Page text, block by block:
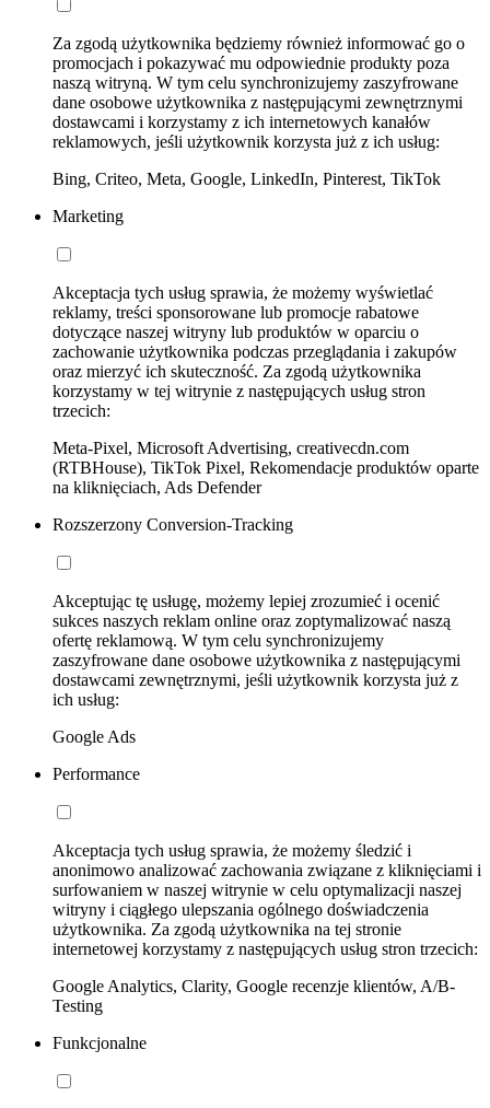
Za zgodą użytkownika będziemy również informować go o
promocjach i pokazywać mu odpowiednie produkty poza
naszą witryną. W tym celu synchronizujemy zaszyfrowane
dane osobowe użytkownika z następującymi zewnętrznymi
dostawcami i korzystamy z ich internetowych kanałów
reklamowych, jeśli użytkownik korzysta już z ich usług:
Bing, Criteo, Meta, Google, LinkedIn, Pinterest, TikTok
Marketing
Akceptacja tych usług sprawia, że możemy wyświetlać
reklamy, treści sponsorowane lub promocje rabatowe
dotyczące naszej witryny lub produktów w oparciu o
zachowanie użytkownika podczas przeglądania i zakupów
oraz mierzyć ich skuteczność. Za zgodą użytkownika
korzystamy w tej witrynie z następujących usług stron
trzecich:
Meta-Pixel, Microsoft Advertising, creativecdn.com
(RTBHouse), TikTok Pixel, Rekomendacje produktów oparte
na kliknięciach, Ads Defender
Rozszerzony Conversion-Tracking
Akceptując tę usługę, możemy lepiej zrozumieć i ocenić
sukces naszych reklam online oraz zoptymalizować naszą
ofertę reklamową. W tym celu synchronizujemy
zaszyfrowane dane osobowe użytkownika z następującymi
dostawcami zewnętrznymi, jeśli użytkownik korzysta już z
ich usług:
Google Ads
Performance
Akceptacja tych usług sprawia, że możemy śledzić i
anonimowo analizować zachowania związane z kliknięciami i
surfowaniem w naszej witrynie w celu optymalizacji naszej
witryny i ciągłego ulepszania ogólnego doświadczenia
użytkownika. Za zgodą użytkownika na tej stronie
internetowej korzystamy z następujących usług stron trzecich:
Google Analytics, Clarity, Google recenzje klientów, A/B-
Testing
Funkcjonalne